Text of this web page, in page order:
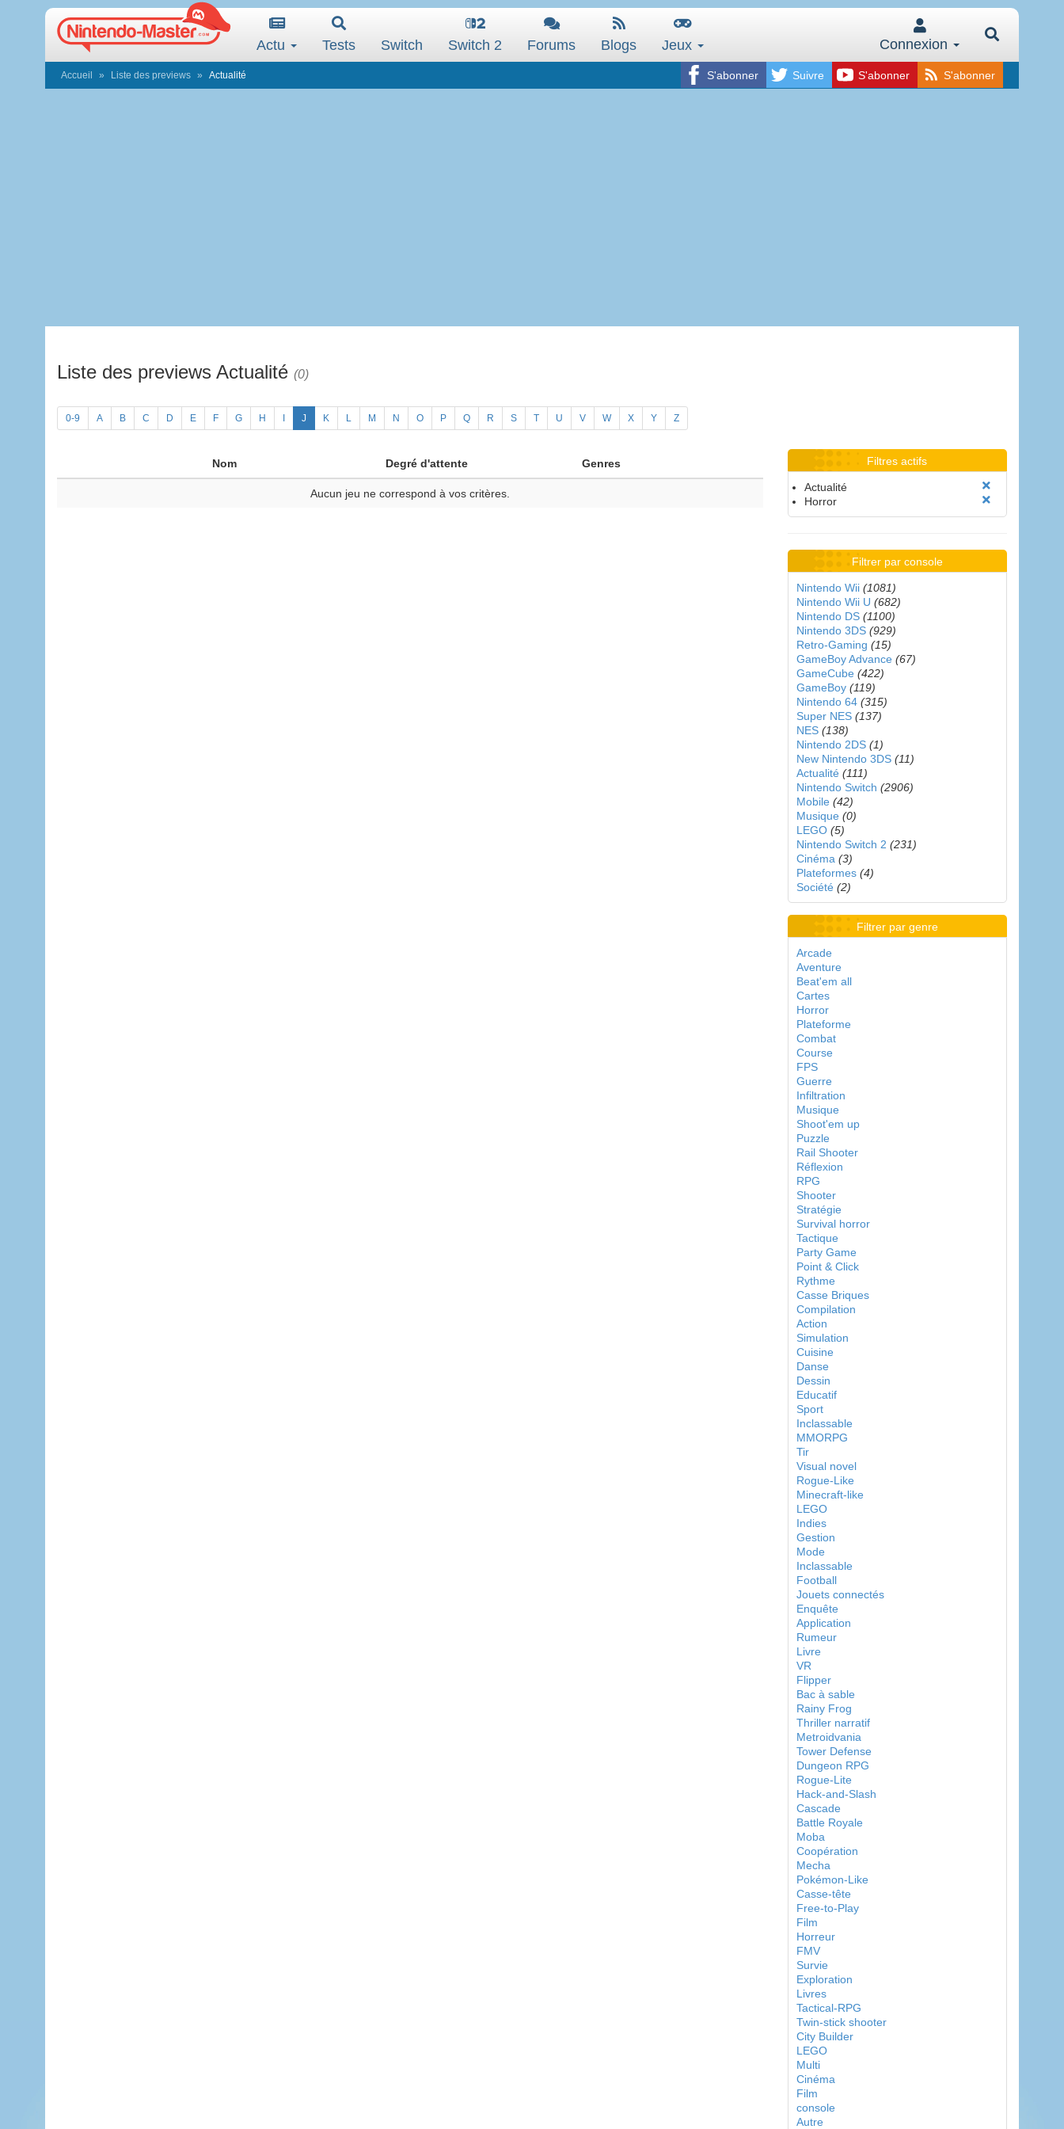
Actu Tests Switch Switch 2 Forums Blogs Jeux Connexion
S'abonner Suivre S'abonner S'abonner
Accueil Liste des previews Actualité
Liste des previews Actualité (0)
0-9 A B C D E F G H J K L M N O P Q R S T U V W X Y Z
Nom Degré d'attente Genres
Aucun jeu ne correspond à vos critères.
Filtres actifs
Actualité
Horror
Filtrer par console
Nintendo Wii (1081)
Nintendo Wii U (682)
Nintendo DS (1100)
Nintendo 3DS (929)
Retro-Gaming (15)
GameBoy Advance (67)
GameCube (422)
GameBoy (119)
Nintendo 64 (315)
Super NES (137)
NES (138)
Nintendo 2DS (1)
New Nintendo 3DS (11)
Actualité (111)
Nintendo Switch (2906)
Mobile (42)
Musique (0)
LEGO (5)
Nintendo Switch 2 (231)
Cinéma (3)
Plateformes (4)
Société (2)
Filtrer par genre
Arcade
Aventure
Beat'em all
Cartes
Horror
Plateforme
Combat
Course
FPS
Guerre
Infiltration
Musique
Shoot'em up
Puzzle
Rail Shooter
Réflexion
RPG
Shooter
Stratégie
Survival horror
Tactique
Party Game
Point & Click
Rythme
Casse Briques
Compilation
Action
Simulation
Cuisine
Danse
Dessin
Educatif
Sport
Inclassable
MMORPG
Tir
Visual novel
Rogue-Like
Minecraft-like
LEGO
Indies
Gestion
Mode
Inclassable
Football
Jouets connectés
Enquête
Application
Rumeur
Livre
VR
Flipper
Bac à sable
Rainy Frog
Thriller narratif
Metroidvania
Tower Defense
Dungeon RPG
Rogue-Lite
Hack-and-Slash
Cascade
Battle Royale
Moba
Coopération
Mecha
Pokémon-Like
Casse-tête
Free-to-Play
Film
Horreur
FMV
Survie
Exploration
Livres
Tactical-RPG
Twin-stick shooter
City Builder
LEGO
Multi
Cinéma
Film
console
Autre